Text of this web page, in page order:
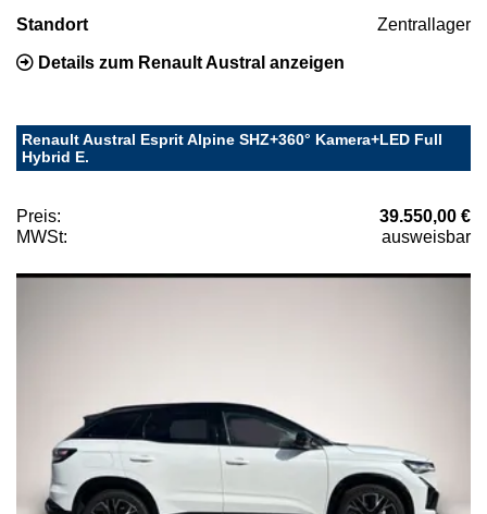
Standort Zentrallager
Details zum Renault Austral anzeigen
Renault Austral Esprit Alpine SHZ+360° Kamera+LED Full
Hybrid E.
Preis:
39.550,00 €
MWSt:
ausweisbar